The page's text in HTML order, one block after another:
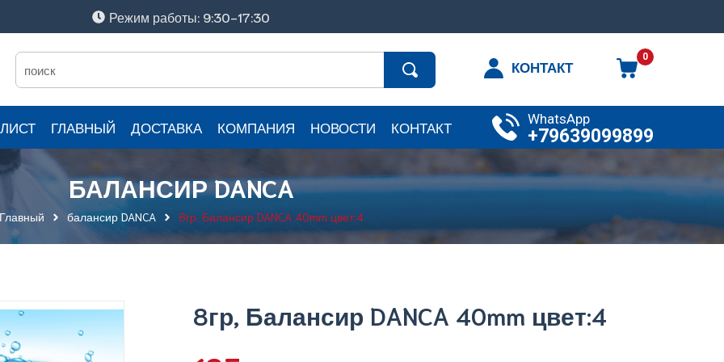
Режим работы: 9:30-17:30
0
КОНТАКТ
ГЛАВНЫЙ ДОСТАВКА КОМПАНИЯ НОВОСТИ КОНТАКТ WhatsApp
+79639099899
БАЛАНСИР DANCA
Главный балансир DANCA 8гр, Балансир DANCA 40mm цвет:4
8гр, Балансир DANCA 40mm цвет:4